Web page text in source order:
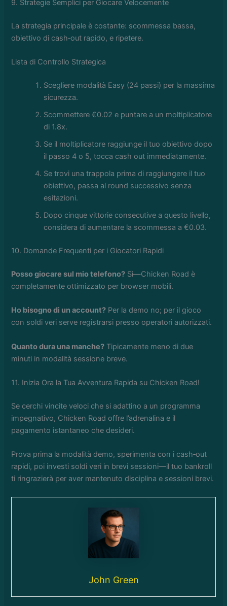
9. Strategie Semplici per Giocare Velocemente
La strategia principale è costante: scommessa bassa,
obiettivo di cash‑out rapido, e ripetere.
Lista di Controllo Strategica
Scegliere modalità Easy (24 passi) per la massima
sicurezza.
Scommettere €0.02 e puntare a un moltiplicatore
di 1.8x.
Se il moltiplicatore raggiunge il tuo obiettivo dopo
il passo 4 o 5, tocca cash out immediatamente.
Se trovi una trappola prima di raggiungere il tuo
obiettivo, passa al round successivo senza
esitazioni.
Dopo cinque vittorie consecutive a questo livello,
considera di aumentare la scommessa a €0.03.
10. Domande Frequenti per i Giocatori Rapidi
Posso giocare sul mio telefono? Sì—Chicken Road è
completamente ottimizzato per browser mobili.
Ho bisogno di un account? Per la demo no; per il gioco
con soldi veri serve registrarsi presso operatori autorizzati.
Quanto dura una manche? Tipicamente meno di due
minuti in modalità sessione breve.
11. Inizia Ora la Tua Avventura Rapida su Chicken Road!
Se cerchi vincite veloci che si adattino a un programma
impegnativo, Chicken Road offre l’adrenalina e il
pagamento istantaneo che desideri.
Prova prima la modalità demo, sperimenta con i cash‑out
rapidi, poi investi soldi veri in brevi sessioni—il tuo bankroll
ti ringrazierà per aver mantenuto disciplina e sessioni brevi.
John Green